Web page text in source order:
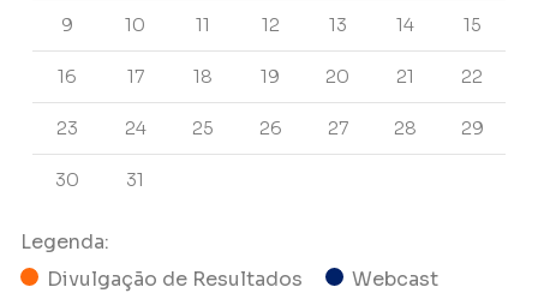
9 10 11 12 13 14 15
16 17 18 19 20 21 22
23 24 25 26 27 28 29
30 31
Legenda:
Divulgação de Resultados
Webcast